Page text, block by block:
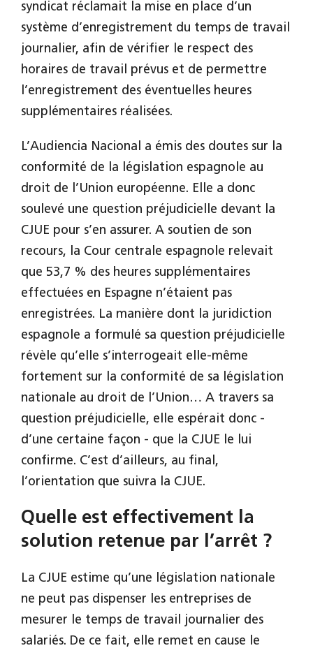
syndicat réclamait la mise en place d’un
système d’enregistrement du temps de travail
journalier, afin de vérifier le respect des
horaires de travail prévus et de permettre
l’enregistrement des éventuelles heures
supplémentaires réalisées.
L’Audiencia Nacional a émis des doutes sur la
conformité de la législation espagnole au
droit de l’Union européenne. Elle a donc
soulevé une question préjudicielle devant la
CJUE pour s’en assurer. A soutien de son
recours, la Cour centrale espagnole relevait
que 53,7 % des heures supplémentaires
effectuées en Espagne n’étaient pas
enregistrées. La manière dont la juridiction
espagnole a formulé sa question préjudicielle
révèle qu’elle s’interrogeait elle-même
fortement sur la conformité de sa législation
nationale au droit de l’Union… A travers sa
question préjudicielle, elle espérait donc -
d’une certaine façon - que la CJUE le lui
confirme. C’est d’ailleurs, au final,
l’orientation que suivra la CJUE.
Quelle est effectivement la
solution retenue par l’arrêt ?
La CJUE estime qu’une législation nationale
ne peut pas dispenser les entreprises de
mesurer le temps de travail journalier des
salariés. De ce fait, elle remet en cause le